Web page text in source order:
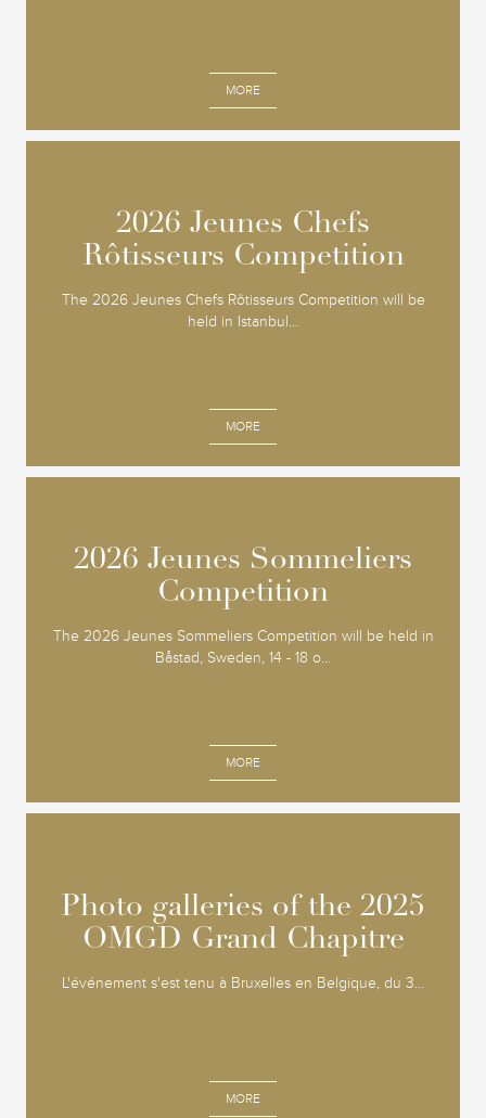
MORE
2026 Jeunes Chefs
Rôtisseurs Competition
The 2026 Jeunes Chefs Rôtisseurs Competition will be
held in Istanbul...
MORE
2026 Jeunes Chefs
Rôtisseurs Competition
2026 Jeunes Sommeliers
Competition
The 2026 Jeunes Sommeliers Competition will be held in
Båstad, Sweden, 14 - 18 o...
MORE
2026 Jeunes Sommeliers
Competition
Photo galleries of the 2025
OMGD Grand Chapitre
L'événement s'est tenu à Bruxelles en Belgique, du 3...
MORE
Photo galleries of the 2025
OMGD Grand Chapitre